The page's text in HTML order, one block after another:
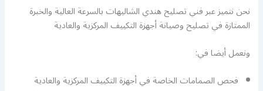
نحن نتميز عبر فني تصليح هندي الشاليهات بالسرعة العالية والخبرة
الممتازة في تصليح وصيانة أجهزة التكييف المركزية والعادية
ونعمل أيضا في:
فحص الصمامات الخاصة في أجهزة التكييف المركزية والعادية